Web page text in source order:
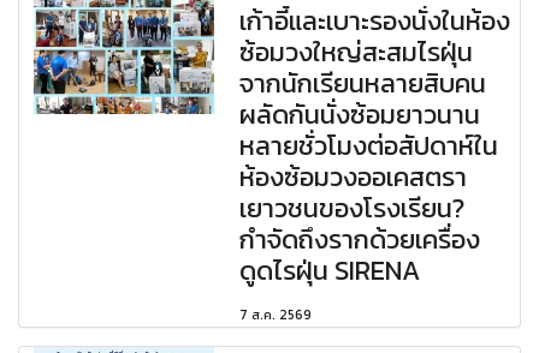
เก้าอี้และเบาะรองนั่งในห้อง
ซ้อมวงใหญ่สะสมไรฝุ่น
จากนักเรียนหลายสิบคน
ผลัดกันนั่งซ้อมยาวนาน
หลายชั่วโมงต่อสัปดาห์ใน
ห้องซ้อมวงออเคสตรา
เยาวชนของโรงเรียน?
กำจัดถึงรากด้วยเครื่อง
ดูดไรฝุ่น SIRENA
7 ส.ค. 2569